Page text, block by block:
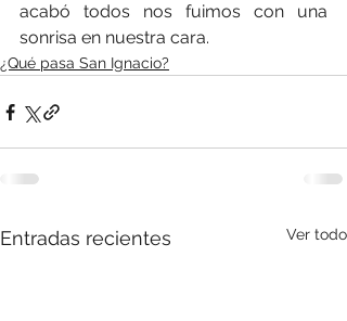
acabó todos nos fuimos con una
sonrisa en nuestra cara.
¿Qué pasa San Ignacio?
Entradas recientes Ver todo